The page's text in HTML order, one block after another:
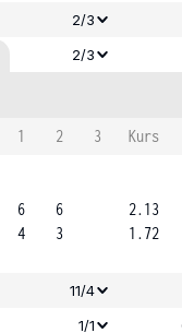
2/3
2/3
1 2 3
Kurs
6
4
6
3
2.13
1.72
11/4
1/1